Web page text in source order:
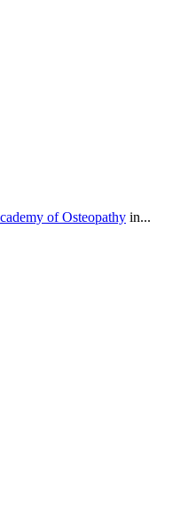
of Osteopathy in...